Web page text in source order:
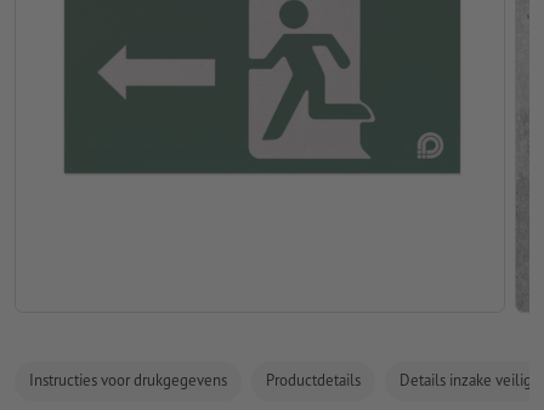
Instructies voor drukgegevens Productdetails Details inzake